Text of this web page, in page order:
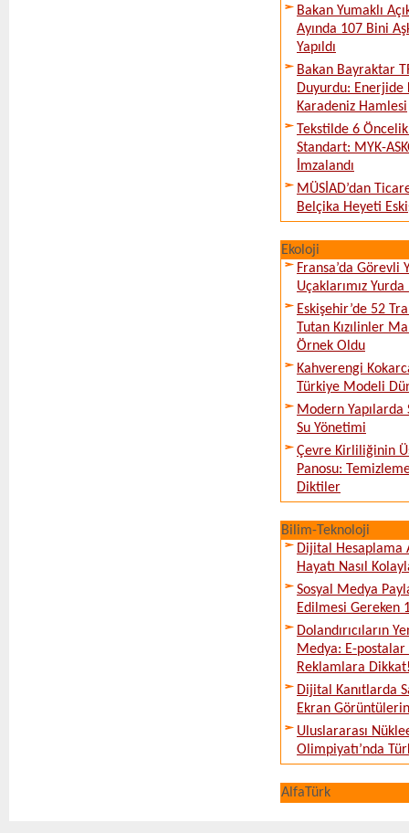
Bakan Yumaklı
Ayında 107 Bini
Yapıldı
Bakan Bayraktar
Duyurdu: Enerjide
Karadeniz Hamlesi
Tekstilde 6
Standart: MYK-
İmzalandı
MÜSİAD’dan
Belçika Heyeti
Ekoloji
Fransa’da Görevli
Uçaklarımız
Eskişehir’de 52
Tutan Kızılinler
Örnek Oldu
Kahverengi
Türkiye Modeli
Modern Yapılarda
Su Yönetimi
Çevre Kirliliğinin
Panosu:
Diktiler
Bilim-Teknoloji
Dijital Hesaplama
Hayatı Nasıl
Sosyal Medya
Edilmesi Gereken
Dolandırıcıların
Medya: E-postalar
Reklamlara
Dijital Kanıtlarda
Ekran
Uluslararası
Olimpiyatı’nda
AlfaTürk